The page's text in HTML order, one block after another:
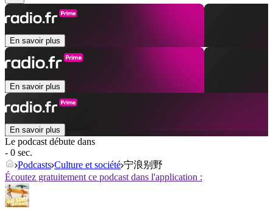
En savoir plus
En savoir plus
En savoir plus
Le podcast débute dans
- 0 sec.
Podcasts Culture et société 宁浪别野
Écoutez gratuitement ce podcast dans l'application :